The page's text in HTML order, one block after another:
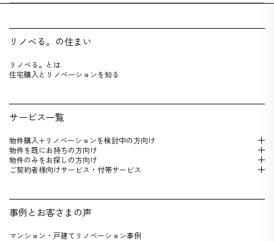
リノベる。の住まい
リノベる。とは
住宅購入とリノベーションを知る
サービス一覧
物件購入+リノベーションを検 討中の方向け
物件を既にお持 ちの方向け
物件のみをお探しの方向け
ご契約者様向けサービス・付帯サービス
事例とお客さまの声
マンション・戸建てリノベーション事例